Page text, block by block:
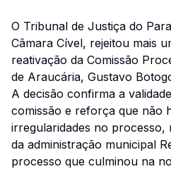
O Tribunal de Justiça do
Câmara Cível, rejeitou mais
reativação da Comissão
de Araucária, Gustavo
A decisão confirma a
comissão e reforça que não
irregularidades no processo,
da administração municipal
processo que culminou na